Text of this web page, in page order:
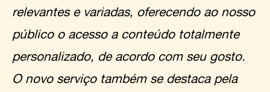
relevantes e variadas, oferecendo ao nosso
público o acesso a conteúdo totalmente
personalizado, de acordo com seu gosto.
O novo serviço também se destaca pela